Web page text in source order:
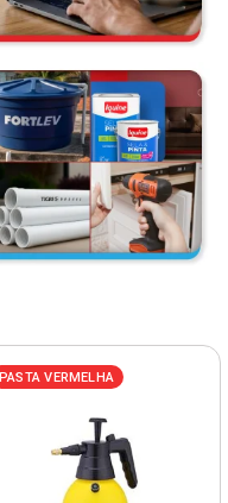
PASTA VERMELHA